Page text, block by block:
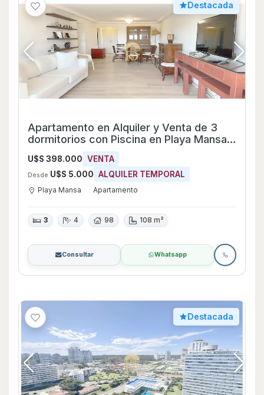
Destacada
Apartamento en Alquiler y Venta de 3
dormitorios con Piscina en Playa Mansa,
Maldonado
U$S 398.000 VENTA
Desde U$S 5.000 ALQUILER TEMPORAL
Playa Mansa Apartamento
3 4 98 108 m²
Consultar Whatsapp
Destacada